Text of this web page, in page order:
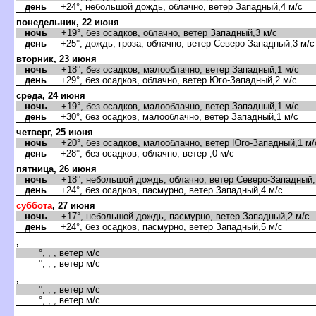
день +24°, небольшой дождь, облачно, ветер Западный,4 м/с
понедельник, 22 июня
ночь +19°, без осадков, облачно, ветер Западный,3 м/с
день +25°, дождь, гроза, облачно, ветер Северо-Западный,3 м/с
торник, 23 июня
ночь +18°, без осадков, малооблачно, ветер Западный,1 м/с
день +29°, без осадков, облачно, ветер Юго-Западный,2 м/с
среда, 24 июня
ночь +19°, без осадков, малооблачно, ветер Западный,1 м/с
день +30°, без осадков, малооблачно, ветер Западный,1 м/с
четверг, 25 июня
ночь +20°, без осадков, малооблачно, ветер Юго-Западный,1 м/
день +28°, без осадков, облачно, ветер ,0 м/с
пятница, 26 июня
ночь +18°, небольшой дождь, облачно, ветер Северо-
день +24°, без осадков, пасмурно, ветер Западный,4 м/с
суббота, 27 июня
ночь +17°, небольшой дождь, пасмурно, ветер Западный,2 м/с
день +24°, без осадков, пасмурно, ветер Западный,5 м/с
,
°, , , ветер м/с
°, , , ветер м/с
,
°, , , ветер м/с
°, , , ветер м/с